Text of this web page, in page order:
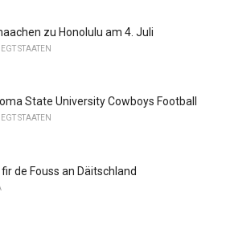
zu Honolulu am 4. Juli
STAATEN
State University Cowboys Football
STAATEN
de Fouss an Däitschland